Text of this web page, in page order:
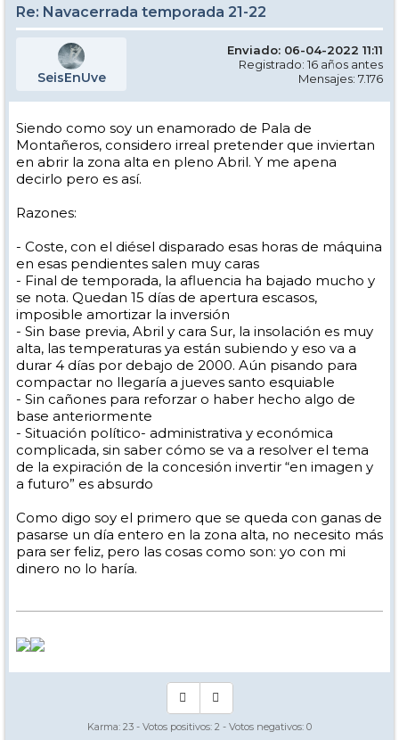
Re: Navacerrada temporada 21-22
SeisEnUve
Enviado: 06-04-2022 11:11
Registrado: 16 años antes
Mensajes: 7.176
Siendo como soy un enamorado de Pala de
Montañeros, considero irreal pretender que inviertan
en abrir la zona alta en pleno Abril. Y me apena
decirlo pero es así.
Razones:
- Coste, con el diésel disparado esas horas de máquina
en esas pendientes salen muy caras
- Final de temporada, la afluencia ha bajado mucho y
se nota. Quedan 15 días de apertura escasos,
imposible amortizar la inversión
- Sin base previa, Abril y cara Sur, la insolación es muy
alta, las temperaturas ya están subiendo y eso va a
durar 4 días por debajo de 2000. Aún pisando para
compactar no llegaría a jueves santo esquiable
- Sin cañones para reforzar o haber hecho algo de
base anteriormente
- Situación político- administrativa y económica
complicada, sin saber cómo se va a resolver el tema
de la expiración de la concesión invertir “en imagen y
a futuro” es absurdo
Como digo soy el primero que se queda con ganas de
pasarse un día entero en la zona alta, no necesito más
para ser feliz, pero las cosas como son: yo con mi
dinero no lo haría.
Karma: 23 - Votos positivos: 2 - Votos negativos: 0